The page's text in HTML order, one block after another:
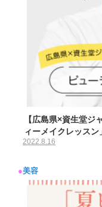
【広島県×資生堂ジ
ィーメイクレッスン
2022.8.16
●美容